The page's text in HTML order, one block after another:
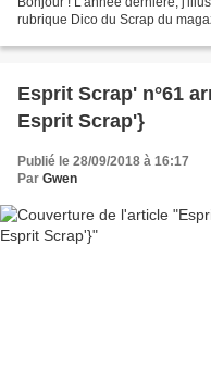
rubrique Dico du Scrap du
Esprit Scrap' n°61
Esprit Scrap'}
Publié le 28/09/2018 à 16:17
Par Gwen